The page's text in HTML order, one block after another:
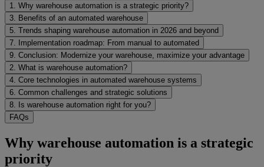
1. Why warehouse automation is a strategic priority?
3. Benefits of an automated warehouse
5. Trends shaping warehouse automation in 2026 and beyond
7. Implementation roadmap: From manual to automated
9. Conclusion: Modernize your warehouse, maximize your advantage
2. What is warehouse automation?
4. Core technologies in automated warehouse systems
6. Common challenges and strategic solutions
8. Is warehouse automation right for you?
FAQs
Why warehouse automation is a strategic
priority